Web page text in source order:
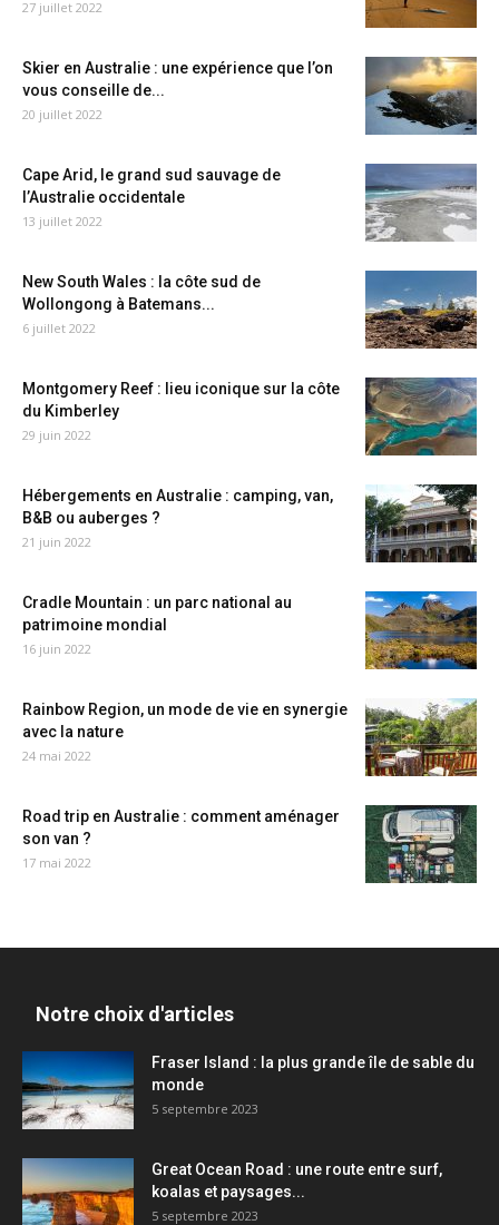
27 juillet 2022
Skier en Australie : une expérience que l’on
vous conseille de...
20 juillet 2022
Cape Arid, le grand sud sauvage de
l’Australie occidentale
13 juillet 2022
New South Wales : la côte sud de
Wollongong à Batemans...
6 juillet 2022
Montgomery Reef : lieu iconique sur la côte
du Kimberley
29 juin 2022
Hébergements en Australie : camping, van,
B&B ou auberges ?
21 juin 2022
Cradle Mountain : un parc national au
patrimoine mondial
16 juin 2022
Rainbow Region, un mode de vie en synergie
avec la nature
24 mai 2022
Road trip en Australie : comment aménager
son van ?
17 mai 2022
Notre choix d'articles
Fraser Island : la plus grande île de sable du
monde
5 septembre 2023
Great Ocean Road : une route entre surf,
koalas et paysages...
5 septembre 2023